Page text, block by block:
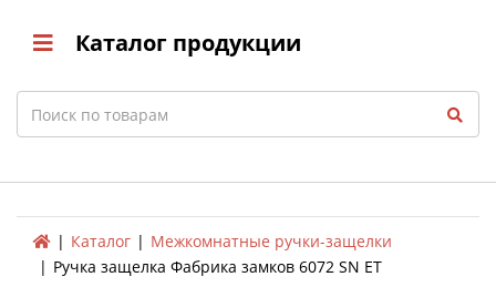
Каталог продукции
Search
Каталог
Межкомнатные ручки-защелки
Ручка защелка Фабрика замков 6072 SN ET